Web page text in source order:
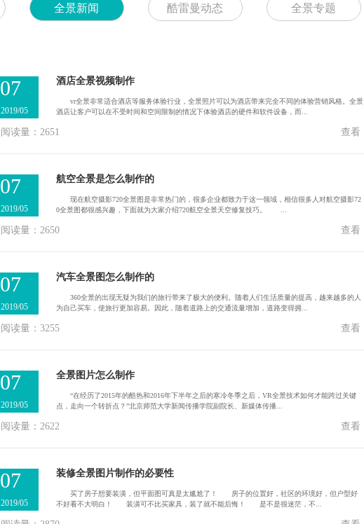
全景新闻 酷雷曼动态 全景专题
酒店全景视频制作
vr全景非常适合酒店等服务体验行业，全景照片可以为酒店带来完全不同的体验营销风格。全景
酒店让客户可以在不受时间和空间限制的情况下体验酒店的硬件和软件设备，而...
阅读量：2651 查看
07
2019/05
航空全景是怎么制作的
现在航空摄影720全景图是非常热门的，很多企业都致力于这一领域，相信很多人对航空摄影72
0全景图都很感兴趣，下面就为大家介绍720航空全景天空修复技巧。 ...
阅读量：2650 查看
07
2019/05
汽车全景图怎么制作的
360全景的出现无疑为我们的旅行带来了极大的便利。随着人们生活质量的提高，越来越多的人
为自己买车，使旅行更加容易。因此，随着道路上的交通流量增加，道路变得拥...
阅读量：3255 查看
07
2019/05
全景图片怎么制作
“在经历了2015年的酷热和2016年下半年之后的寒冷冬季之后，VR全景技术如何才能跨过关键
点，走向一个转折点？”北京师范大学新闻传播学院副院长、新媒体传播...
阅读量：2622 查看
07
2019/05
装修全景图片制作的必要性
买了房子想要装潢，但平面图可真是太尴尬了！ 房子的位置好，社区的环境好，但户型好
不好看不大明白！ 装潢可不比买家具，装了就不能后悔！ 是不是很迷茫，不...
07
2019/05